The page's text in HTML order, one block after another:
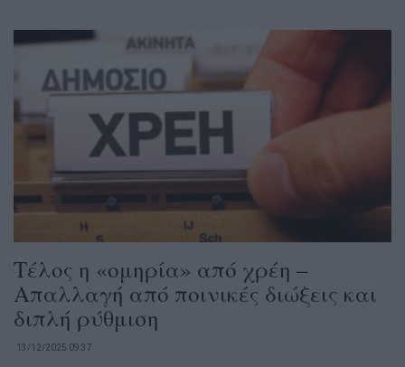
Τέλος η «ομηρία» από χρέη –
Απαλλαγή από ποινικές διώξεις και
διπλή ρύθμιση
13/12/2025 09:37